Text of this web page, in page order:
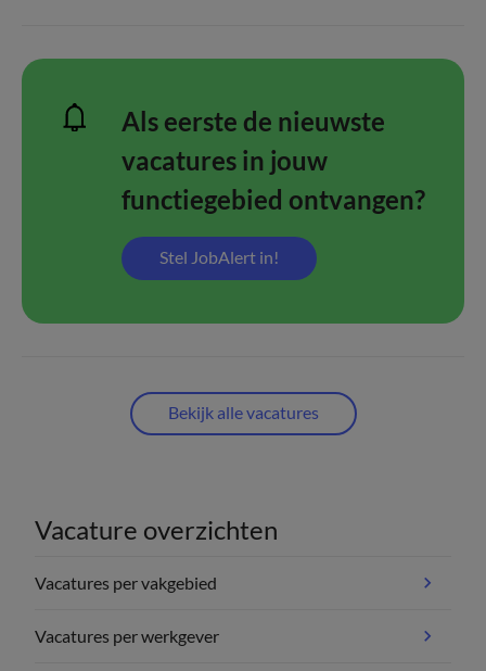
Als eerste de nieuwste
vacatures in jouw
functiegebied ontvangen?
Stel JobAlert in!
Bekijk alle vacatures
Vacature overzichten
Vacatures per vakgebied
Vacatures per werkgever